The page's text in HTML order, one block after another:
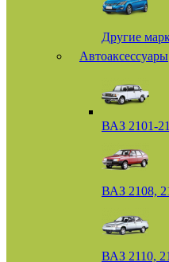
Другие
Автоаксессуары
ВАЗ 2101-
ВАЗ 2108,
ВАЗ 2110,